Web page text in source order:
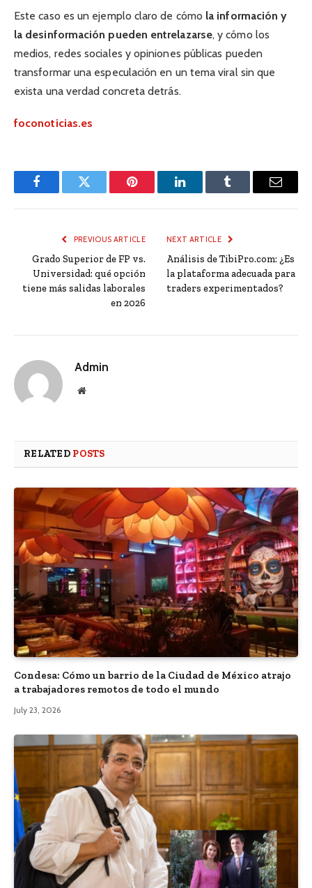
Este caso es un ejemplo claro de cómo la información y
la desinformación pueden entrelazarse, y cómo los
medios, redes sociales y opiniones públicas pueden
transformar una especulación en un tema viral sin que
exista una verdad concreta detrás.
foconoticias.es
FacebookTwitter Pinterest LinkedInTumblr Email
PREVIOUS ARTICLE
Grado Superior de FP vs.
Universidad: qué opción
tiene más salidas laborales
en 2026
NEXT ARTICLE
Análisis de TibiPro.com: ¿Es
la plataforma adecuada para
traders experimentados?
Admin
Website
RELATED POSTS
Condesa: Cómo un barrio de la Ciudad de México atrajo
a trabajadores remotos de todo el mundo
July 23, 2026